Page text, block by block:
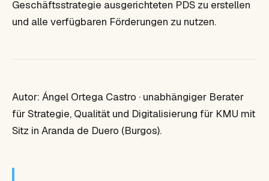
Geschäftsstrategie ausgerichteten PDS zu erstellen
und alle verfügbaren Förderungen zu nutzen.
Autor: Ángel Ortega Castro · unabhängiger Berater
für Strategie, Qualität und Digitalisierung für KMU mit
Sitz in Aranda de Duero (Burgos).